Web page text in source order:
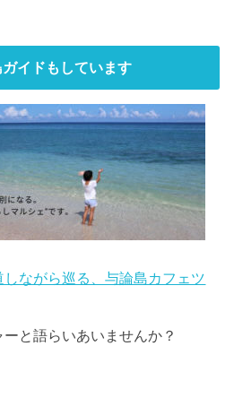
イドもしています
ながら巡る、与論島カフェツ
と語らいあいませんか？